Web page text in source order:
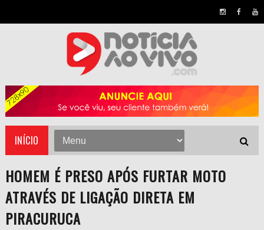
INÍCIO
HOMEM É PRESO APÓS FURTAR MOTO
ATRAVÉS DE LIGAÇÃO DIRETA EM
PIRACURUCA